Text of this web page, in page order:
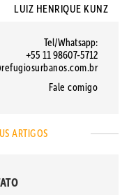
LUIZ HENRIQUE KUNZ
Tel/Whatsapp:
+55 11 98607-5712
Fale comigo
ARTIGOS